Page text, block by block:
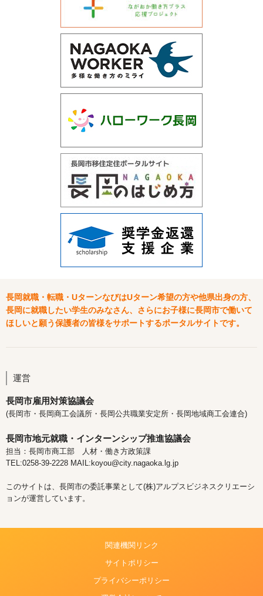
長岡就職・転職・UターンなびはUターン希望の方や他県出身の方、
長岡に就職したい学生のみなさん、さらにお子様に長岡市で働いて
ほしいと願う保護者の皆様をサポートするポータルサイトです。
運営
長岡市雇用対策協議会
(長岡市・長岡商工会議所・長岡公共職業安定所・長岡地域商工会連合)
長岡市地元就職・インターンシップ推進協議会
担当：長岡市商工部 人材・働き方政策課
TEL:0258-39-2228 MAIL:koyou@city.nagaoka.lg.jp
このサイトは、長岡市の委託事業として(株)アルプスビジネスクリエーシ
ョンが運営しています。
関連機関リンク
サイトポリシー
プライバシーポリシー